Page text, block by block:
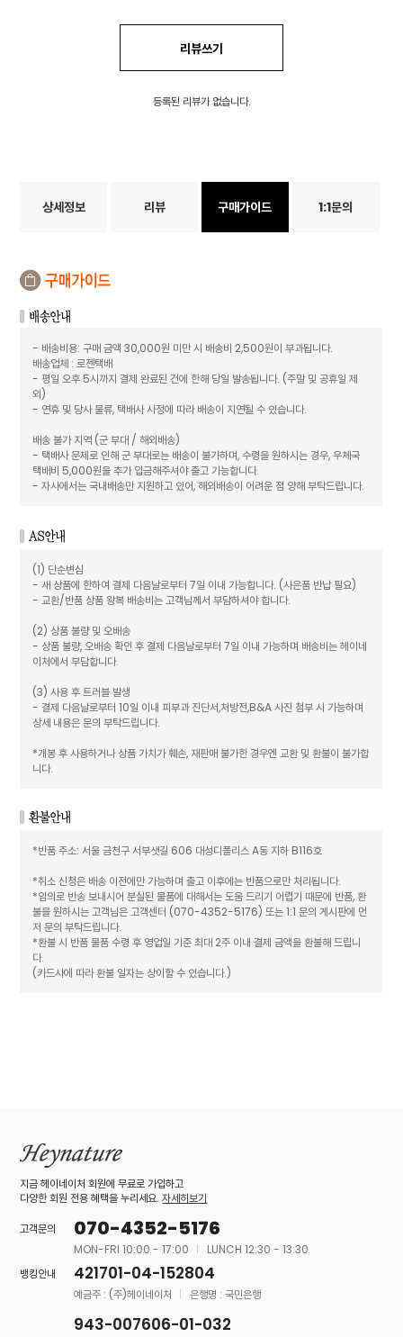
리뷰쓰기
등록된 리뷰가 없습니다.
상세정보 리뷰 구매가이드 1:1문의
- 배송비용: 구매 금액 30,000원 미만 시 배송비 2,500원이 부과됩니다.
배송업체 : 로젠택배
- 평일 오후 5시까지 결제 완료된 건에 한해 당일 발송됩니다. (주말 및 공휴일 제
외)
- 연휴 및 당사 물류, 택배사 사정에 따라 배송이 지연될 수 있습니다.
배송 불가 지역 (군 부대 / 해외배송)
- 택배사 문제로 인해 군 부대로는 배송이 불가하며, 수령을 원하시는 경우, 우체국
택배비 5,000원을 추가 입금해주셔야 출고 가능합니다.
- 자사에서는 국내배송만 지원하고 있어, 해외배송이 어려운 점 양해 부탁드립니다.
(1) 단순변심
- 새 상품에 한하여 결제 다음날로부터 7일 이내 가능합니다. (사은품 반납 필요)
- 교환/반품 상품 왕복 배송비는 고객님께서 부담하셔야 합니다.
(2) 상품 불량 및 오배송
- 상품 불량, 오배송 확인 후 결제 다음날로부터 7일 이내 가능하며 배송비는 헤이네
이처에서 부담합니다.
(3) 사용 후 트러블 발생
- 결제 다음날로부터 10일 이내 피부과 진단서,처방전,B&A 사진 첨부 시 가능하며
상세 내용은 문의 부탁드립니다.
*개봉 후 사용하거나 상품 가치가 훼손, 재판매 불가한 경우엔 교환 및 환불이 불가합
니다.
*반품 주소: 서울 금천구 서부샛길 606 대성디폴리스 A동 지하 B116호
*취소 신청은 배송 이전에만 가능하며 출고 이후에는 반품으로만 처리됩니다.
*임의로 반송 보내시어 분실된 물품에 대해서는 도움 드리기 어렵기 때문에 반품, 환
불을 원하시는 고객님은 고객센터 (070-4352-5176) 또는 1:1 문의 게시판에 먼
저 문의 부탁드립니다.
*환불 시 반품 물품 수령 후 영업일 기준 최대 2주 이내 결제 금액을 환불해 드립니
다.
(카드사에 따라 환불 일자는 상이할 수 있습니다.)
지금 헤이네이처 회원에 무료로 가입하고
다양한 회원 전용 혜택을 누리세요.자세히보기
고객문의
070-4352-5176
MON-FRI 10:00 - 17:00
LUNCH 12:30 - 13:30
뱅킹안내
421701-04-152804
예금주 : (주)헤이네이처 은행명 : 국민은행
943-007606-01-032